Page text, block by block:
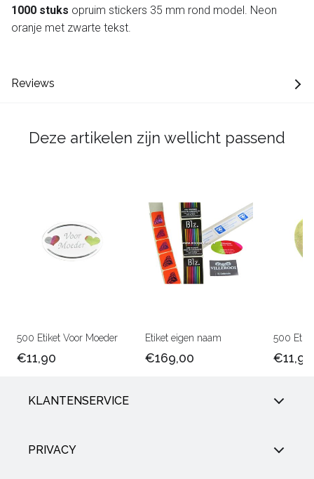
1000 stuks opruim stickers 35 mm rond model. Neon
oranje met zwarte tekst.
Reviews
Deze artikelen zijn wellicht passend
500 Etiket Voor Moeder
€11,90
Etiket eigen naam
€169,00
500
€11,90
KLANTENSERVICE
PRIVACY